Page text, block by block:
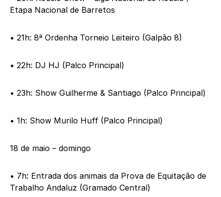
Etapa Nacional de Barretos
• 21h: 8ª Ordenha Torneio Leiteiro (Galpão 8)
• 22h: DJ HJ (Palco Principal)
• 23h: Show Guilherme & Santiago (Palco Principal)
• 1h: Show Murilo Huff (Palco Principal)
18 de maio – domingo
• 7h: Entrada dos animais da Prova de Equitação de
Trabalho Andaluz (Gramado Central)